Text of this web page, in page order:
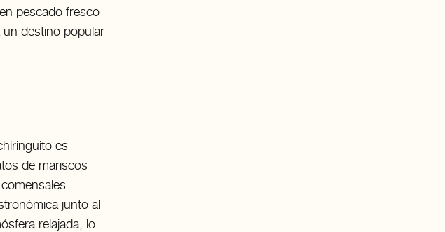
pescado fresco
un destino popular
es
de mariscos
junto al
relajada, lo